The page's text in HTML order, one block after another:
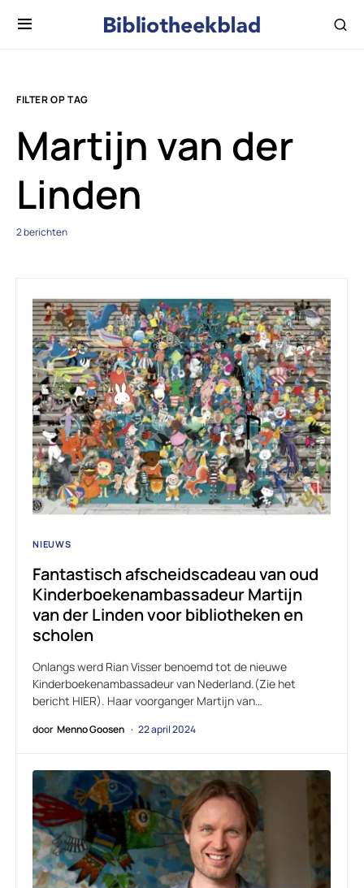
FILTER OP TAG
Martijn van der
Linden
2 berichten
NIEUWS
Fantastisch afscheidscadeau van oud
Kinderboekenambassadeur Martijn
van der Linden voor bibliotheken en
scholen
Onlangs werd Rian Visser benoemd tot de nieuwe
Kinderboekenambassadeur van Nederland.(Zie het
bericht HIER). Haar voorganger Martijn van…
door Menno Goosen 22 april 2024